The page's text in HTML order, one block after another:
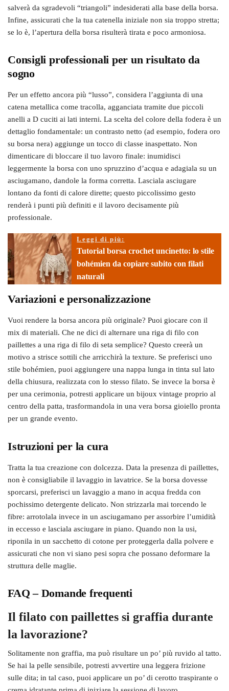
salverà da sgradevoli “triangoli” indesiderati alla base della borsa.
Infine, assicurati che la tua catenella iniziale non sia troppo stretta;
se lo è, l’apertura della borsa risulterà tirata e poco armoniosa.
Consigli professionali per un risultato da
sogno
Per un effetto ancora più “lusso”, considera l’aggiunta di una
catena metallica come tracolla, agganciata tramite due piccoli
anelli a D cuciti ai lati interni. La scelta del colore della fodera è un
dettaglio fondamentale: un contrasto netto (ad esempio, fodera oro
su borsa nera) aggiunge un tocco di classe inaspettato. Non
dimenticare di bloccare il tuo lavoro finale: inumidisci
leggermente la borsa con uno spruzzino d’acqua e adagiala su un
asciugamano, dandole la forma corretta. Lasciala asciugare
lontano da fonti di calore dirette; questo piccolissimo gesto
renderà i punti più definiti e il lavoro decisamente più
professionale.
Leggi di più:
Tutorial borsa crochet uncinetto: lo stile
bohémien da copiare subito con filati
naturali
Variazioni e personalizzazione
Vuoi rendere la borsa ancora più originale? Puoi giocare con il
mix di materiali. Che ne dici di alternare una riga di filo con
paillettes a una riga di filo di seta semplice? Questo creerà un
motivo a strisce sottili che arricchirà la texture. Se preferisci uno
stile bohémien, puoi aggiungere una nappa lunga in tinta sul lato
della chiusura, realizzata con lo stesso filato. Se invece la borsa è
per una cerimonia, potresti applicare un bijoux vintage proprio al
centro della patta, trasformandola in una vera borsa gioiello pronta
per un grande evento.
Istruzioni per la cura
Tratta la tua creazione con dolcezza. Data la presenza di paillettes,
non è consigliabile il lavaggio in lavatrice. Se la borsa dovesse
sporcarsi, preferisci un lavaggio a mano in acqua fredda con
pochissimo detergente delicato. Non strizzarla mai torcendo le
fibre: arrotolala invece in un asciugamano per assorbire l’umidità
in eccesso e lasciala asciugare in piano. Quando non la usi,
riponila in un sacchetto di cotone per proteggerla dalla polvere e
assicurati che non vi siano pesi sopra che possano deformare la
struttura delle maglie.
FAQ – Domande frequenti
Il filato con paillettes si graffia durante
la lavorazione?
Solitamente non graffia, ma può risultare un po’ più ruvido al tatto.
Se hai la pelle sensibile, potresti avvertire una leggera frizione
sulle dita; in tal caso, puoi applicare un po’ di cerotto traspirante o